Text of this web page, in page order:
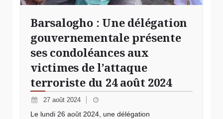
Barsalogho : Une délégation
gouvernementale présente
ses condoléances aux
victimes de l’attaque
terroriste du 24 août 2024
27 août 2024
Le lundi 26 août 2024, une délégation